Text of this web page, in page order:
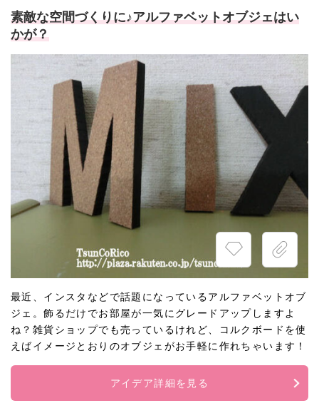
素敵な空間づくりに♪アルファベットオブジェはい
かが？
最近、インスタなどで話題になっているアルファベットオブ
ジェ。飾るだけでお部屋が一気にグレードアップしますよ
ね？雑貨ショップでも売っているけれど、コルクボードを使
えばイメージとおりのオブジェがお手軽に作れちゃいます！
アイデア詳細を見る